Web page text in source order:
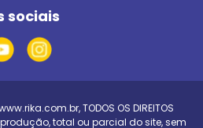
sociais
, TODOS OS DIREITOS
total ou parcial do site, sem